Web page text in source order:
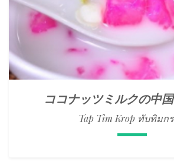
ココナッツミルクの中
Tap Tim Krop ทับทิมก